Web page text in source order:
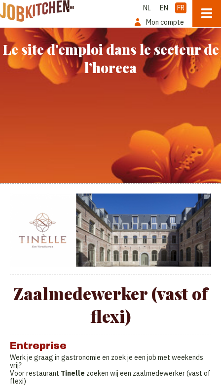
NL EN
FR
Mon compte
Le site d'emploi dans le secteur de
l’horeca
Zaalmedewerker (vast of
flexi)
Entreprise
Werk je graag in gastronomie en zoek je een job met weekends
vrij?
Voor restaurant Tinelle zoeken wij een zaalmedewerker (vast of
flexi)